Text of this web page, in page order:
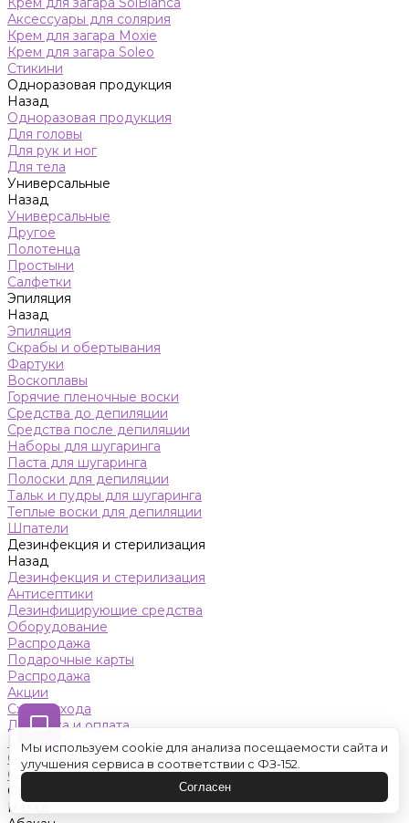
Аксессуары для солярия
Крем для загара Moxie
Крем для загара Soleo
Стикини
Одноразовая продукция
Назад
Одноразовая продукция
Для головы
Для рук и ног
Для тела
Универсальные
Назад
Универсальные
Другое
Полотенца
Простыни
Салфетки
Эпиляция
Назад
Эпиляция
Скрабы и обертывания
Фартуки
Воскоплавы
Горячие пленочные воски
Средства до депиляции
Средства после депиляции
Наборы для шугаринга
Паста для шугаринга
Полоски для депиляции
Тальк и пудры для шугаринга
Теплые воски для депиляции
Шпатели
Дезинфекция и стерилизация
Назад
Дезинфекция и стерилизация
Антисептики
Дезинфицирующие средства
Оборудование
Распродажа
Подарочные карты
Распродажа
Акции
Схемы ухода
Доставка и оплата
Контакты
Обучение
Салон красоты
Оренбург
Назад
Мы используем cookie для анализа посещаемости сайта и
улучшения сервиса в соответствии с ФЗ-152.
Согласен